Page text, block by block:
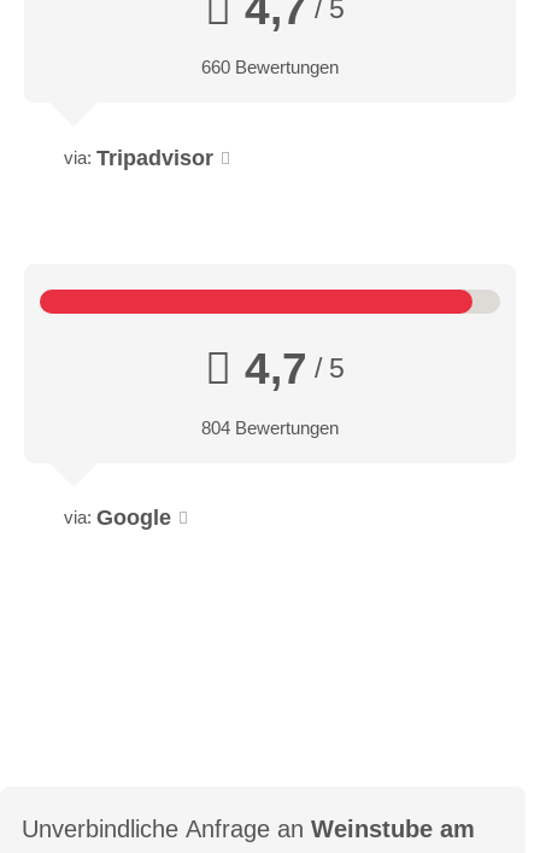
/ 5
660 Bewertungen
via: Tripadvisor
4,7 / 5
804 Bewertungen
via: Google
Unverbindliche Anfrage an Weinstube am